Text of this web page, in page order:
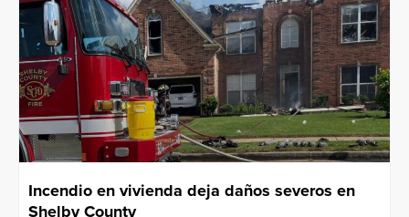
Incendio en vivienda deja daños severos en
Shelby County